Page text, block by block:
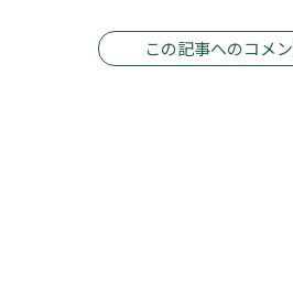
この記事へのコメ